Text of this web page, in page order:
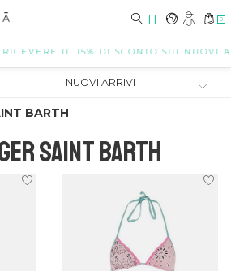
IT 0
IL 15% DI SCONTO SUI NUOVI
BARTH
SAINT BARTH